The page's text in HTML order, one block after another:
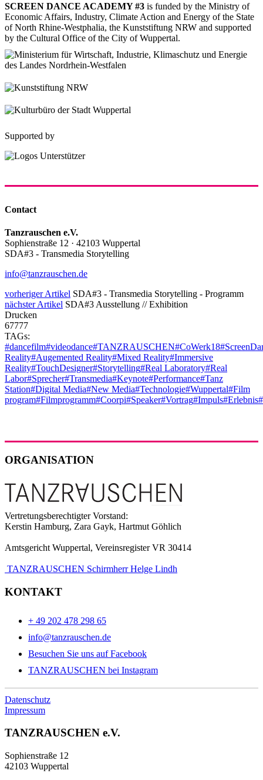
SCREEN DANCE ACADEMY #3 is funded by the Ministry of
Economic Affairs, Industry, Climate Action and Energy of the State
of North Rhine-Westphalia, the Kunststiftung NRW and supported
by the Cultural Office of the City of Wuppertal.
Supported by
Contact
Tanzrauschen e.V.
Sophienstraße 12 · 42103 Wuppertal
SDA#3 - Transmedia Storytelling
info@tanzrauschen.de
vorheriger Artikel SDA#3 - Transmedia Storytelling - Programm
nächster Artikel SDA#3 Ausstellung // Exhibition
Drucken
67777
TAGs:
#dancefilm#videodance#TANZRAUSCHEN#CoWerk18
Reality#Augemented Reality#Mixed Reality#Immersive
Reality#TouchDesigner#Storytelling#Real Laboratory#Real
Labor#Sprecher#Transmedia#Keynote#Performance#Tanz
Station#Digital Media#New Media#Technologie#Wuppertal#Film
program#Filmprogramm#Coorpi#Speaker#Vortrag#Impuls#Erlebnis
ORGANISATION
Vertretungsberechtigter Vorstand:
Kerstin Hamburg, Zara Gayk, Hartmut Göhlich
Amtsgericht Wuppertal, Vereinsregister VR 30414
TANZRAUSCHEN Schirmherr Helge Lindh
KONTAKT
+ 49 202 478 298 65
info@tanzrauschen.de
Besuchen Sie uns auf Facebook
TANZRAUSCHEN bei Instagram
Datenschutz
Impressum
TANZRAUSCHEN e.V.
Sophienstraße 12
42103 Wuppertal